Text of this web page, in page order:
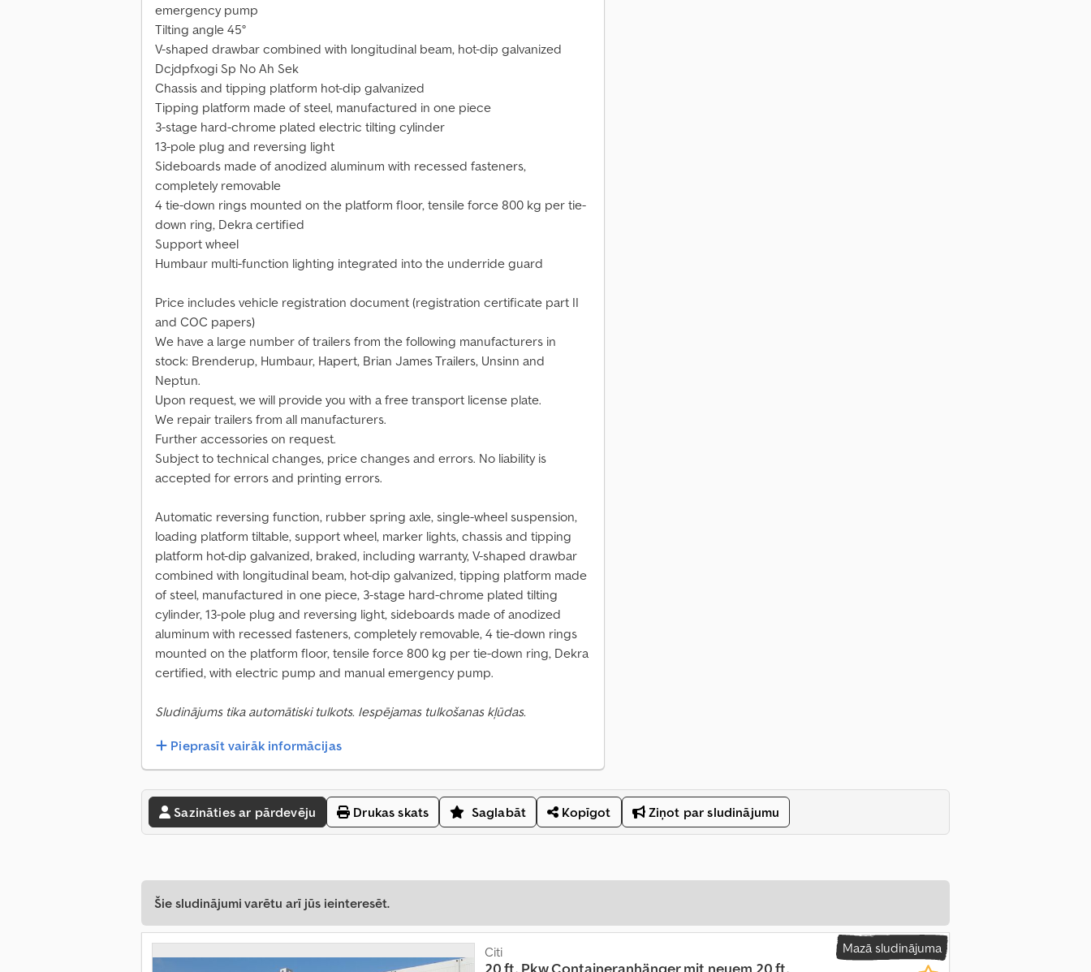
emergency pump
Tilting angle 45°
V-shaped drawbar combined with longitudinal beam, hot-dip galvanized
Dcjdpfxogi Sp No Ah Sek
Chassis and tipping platform hot-dip galvanized
Tipping platform made of steel, manufactured in one piece
3-stage hard-chrome plated electric tilting cylinder
13-pole plug and reversing light
Sideboards made of anodized aluminum with recessed fasteners,
completely removable
4 tie-down rings mounted on the platform floor, tensile force 800 kg per tie-
down ring, Dekra certified
Support wheel
Humbaur multi-function lighting integrated into the underride guard
Price includes vehicle registration document (registration certificate part II
and COC papers)
We have a large number of trailers from the following manufacturers in
stock: Brenderup, Humbaur, Hapert, Brian James Trailers, Unsinn and
Neptun.
Upon request, we will provide you with a free transport license plate.
We repair trailers from all manufacturers.
Further accessories on request.
Subject to technical changes, price changes and errors. No liability is
accepted for errors and printing errors.
Automatic reversing function, rubber spring axle, single-wheel suspension,
loading platform tiltable, support wheel, marker lights, chassis and tipping
platform hot-dip galvanized, braked, including warranty, V-shaped drawbar
combined with longitudinal beam, hot-dip galvanized, tipping platform made
of steel, manufactured in one piece, 3-stage hard-chrome plated tilting
cylinder, 13-pole plug and reversing light, sideboards made of anodized
aluminum with recessed fasteners, completely removable, 4 tie-down rings
mounted on the platform floor, tensile force 800 kg per tie-down ring, Dekra
certified, with electric pump and manual emergency pump.
Sludinājums tika automātiski tulkots. Iespējamas tulkošanas kļūdas.
Pieprasīt vairāk informācijas
Sazināties ar pārdevēju Drukas skats Saglabāt Kopīgot Ziņot par sludinājumu
Šie sludinājumi varētu arī jūs ieinteresēt.
Mazā sludinājuma
Citi